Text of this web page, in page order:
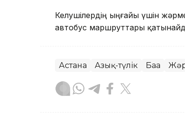
Келушілердің ыңғайы үшін
автобус маршруттары
Астана Азық-түлік Баға